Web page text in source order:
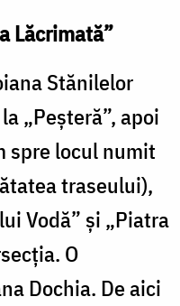
Lăcrimată”
Stănilelor
„Peșteră”, apoi
spre locul numit
traseului),
Vodă” și „Piatra
O
Dochia. De aici